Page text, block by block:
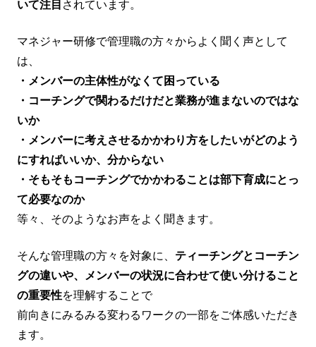
いて注目 されています。
マネジャー研修で管理職の方々からよく聞く声として
は、
・メンバーの主体性がなくて困っている
・コーチングで関わるだけだと業務が進まないのではな
いか
・メンバーに考えさせるかかわり方をしたいがどのよう
にすればいいか、分からない
・そもそもコーチングでかかわることは部下育成にとっ
て必要なのか
等々、そのようなお声をよく聞きます。
そんな管理職の方々を対象に、 ティーチングとコーチン
グの違いや、メンバーの状況に合わせて使い分けること
の重要性を理解することで
前向きにみるみる変わるワークの一部をご体感いただき
ます。